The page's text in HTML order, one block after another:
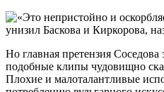
Но главная претензия Соседова
подобные клипы чудовищно
Плохие и малоталантливые